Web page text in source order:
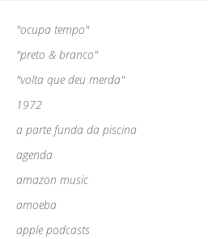
"ocupa tempo"
"preto & branco"
"volta que deu merda"
1972
a parte funda da piscina
agenda
amazon music
amoeba
apple podcasts